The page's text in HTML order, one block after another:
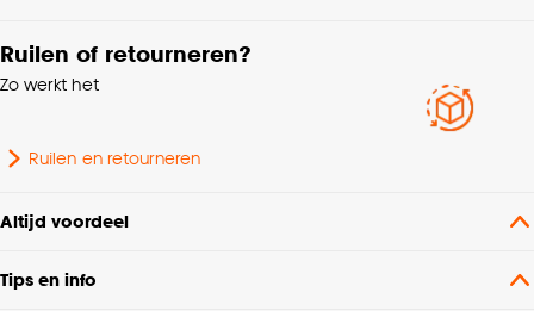
Energielabel 2021
Ruilen of retourneren?
Zo werkt het
Ruilen en retourneren
Altijd voordeel
Tips en info